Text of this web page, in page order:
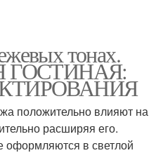
тонах.
ГОСТИНАЯ:
положительно влияют на
расширяя его.
оформляются в светлой